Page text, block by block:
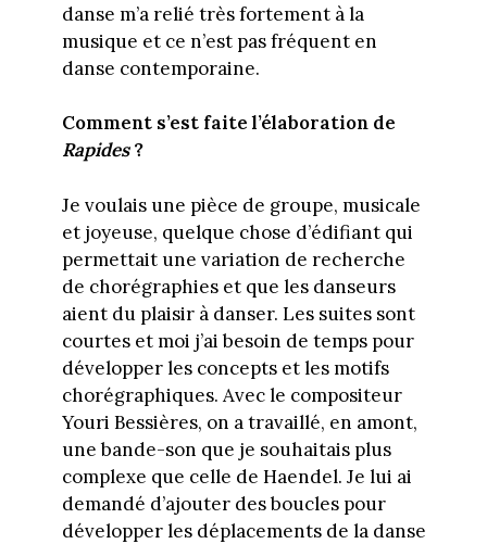
danse m’a relié très fortement à la
musique et ce n’est pas fréquent en
danse contemporaine.
Comment s’est faite l’élaboration de
Rapides?
Je voulais une pièce de groupe, musicale
et joyeuse, quelque chose d’édifiant qui
permettait une variation de recherche
de chorégraphies et que les danseurs
aient du plaisir à danser. Les suites sont
courtes et moi j’ai besoin de temps pour
développer les concepts et les motifs
chorégraphiques. Avec le compositeur
Youri Bessières, on a travaillé, en amont,
une bande-son que je souhaitais plus
complexe que celle de Haendel. Je lui ai
demandé d’ajouter des boucles pour
développer les déplacements de la danse